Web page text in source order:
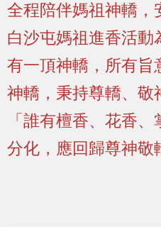
全程陪伴媽祖神轎，
白沙屯媽祖進香活動
有一頂神轎，所有旨
神轎，秉持尊轎、敬
「誰有檀香、花香
分化，應回歸尊神敬